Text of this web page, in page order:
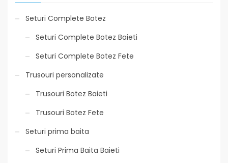
Seturi Complete Botez
Seturi Complete Botez Baieti
Seturi Complete Botez Fete
Trusouri personalizate
Trusouri Botez Baieti
Trusouri Botez Fete
Seturi prima baita
Seturi Prima Baita Baieti